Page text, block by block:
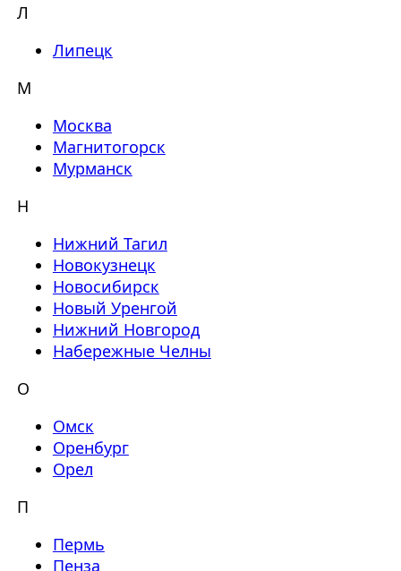
Л
Липецк
М
Москва
Магнитогорск
Мурманск
Н
Нижний Тагил
Новокузнецк
Новосибирск
Новый Уренгой
Нижний Новгород
Набережные Челны
О
Омск
Оренбург
Орел
П
Пермь
Пенза